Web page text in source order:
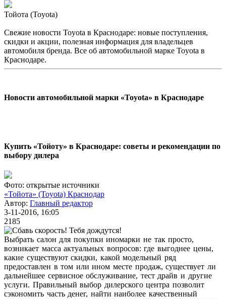
Тойота (Toyota)
Свежие новости Toyota в Краснодаре: новые поступления,
скидки и акции, полезная информация для владельцев
автомобиля бренда. Все об автомобильной марке Toyota в
Краснодаре.
Новости автомобильной марки «Toyota» в Краснодаре
Купить «Тойоту» в Краснодаре: советы и рекомендации по
выбору дилера
Фото: открытые источники
«Тойота» (Toyota) Краснодар
Автор: Главный редактор
3-11-2016, 16:05
2185
Выбрать салон для покупки иномарки не так просто,
возникает масса актуальных вопросов: где выгоднее цены,
какие существуют скидки, какой модельный ряд
предоставлен в том или ином месте продаж, существует ли
дальнейшее сервисное обслуживание, тест драйв и другие
услуги. Правильный выбор дилерского центра позволит
сэкономить часть денег, найти наиболее качественный